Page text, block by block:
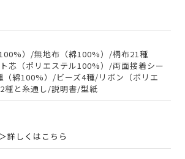
）/無地布（綿100%）/柄布21種
芯（ポリエステル100%）/両面接着シー
（綿100%）/ビーズ4種/リボン（ポリエ
種と糸通し/説明書/型紙
詳しくはこちら